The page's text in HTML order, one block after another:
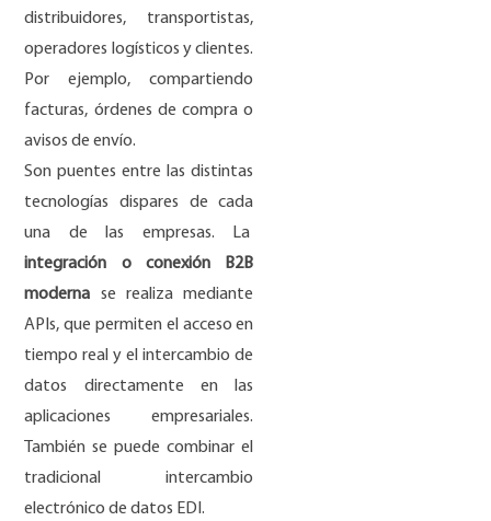
distribuidores, transportistas,
operadores logísticos y clientes.
Por ejemplo, compartiendo
facturas, órdenes de compra o
avisos de envío.
Son puentes entre las distintas
tecnologías dispares de cada
una de las empresas. La
integración o conexión B2B
moderna se realiza mediante
APIs, que permiten el acceso en
tiempo real y el intercambio de
datos directamente en las
aplicaciones empresariales.
También se puede combinar el
tradicional intercambio
electrónico de datos EDI.